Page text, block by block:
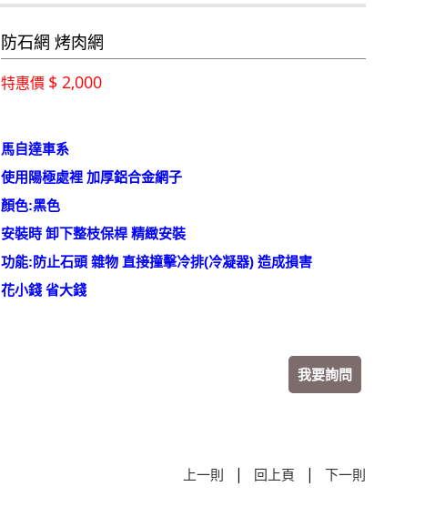
防石網 烤肉網
特惠價 $ 2,000
馬自達車系
使用陽極處裡 加厚鋁合金網子
顏色:黑色
安裝時 卸下整枝保桿 精緻安裝
功能:防止石頭 雜物 直接撞擊冷排(冷凝器) 造成損害
花小錢 省大錢
我要詢問
上一則 | 回上頁 | 下一則